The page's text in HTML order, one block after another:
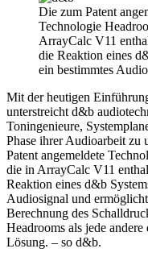
Die zum Patent
Technologie
ArrayCalc V11
die Reaktion eines
ein bestimmtes
Mit der heutigen
unterstreicht d&b
Toningenieure,
Phase ihrer Audioarbeit zu
Patent angemeldete
die in ArrayCalc V11
Reaktion eines d&b
Audiosignal und
Berechnung des
Headrooms als jede
Lösung. – so d&b.